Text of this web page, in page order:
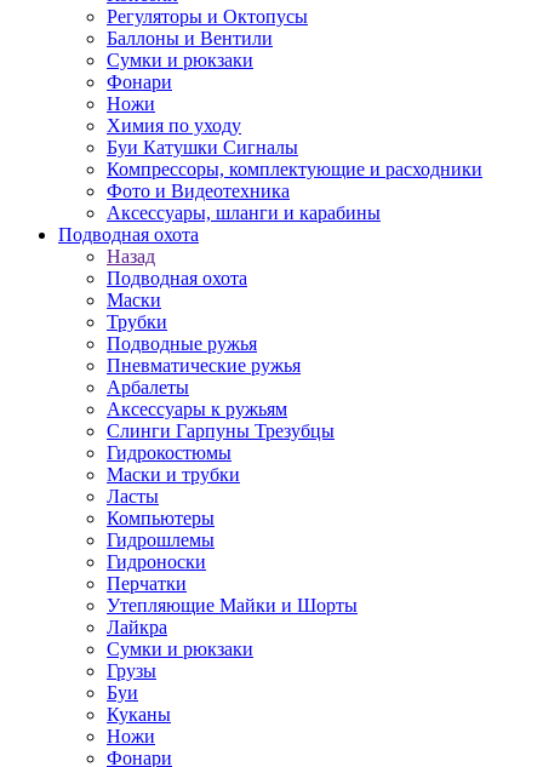
Регуляторы и Октопусы
Баллоны и Вентили
Сумки и рюкзаки
Фонари
Ножи
Химия по уходу
Буи Катушки Сигналы
Компрессоры, комплектующие и расходники
Фото и Видеотехника
Аксессуары, шланги и карабины
Подводная охота
Назад
Подводная охота
Маски
Трубки
Подводные ружья
Пневматические ружья
Арбалеты
Аксессуары к ружьям
Слинги Гарпуны Трезубцы
Гидрокостюмы
Маски и трубки
Ласты
Компьютеры
Гидрошлемы
Гидроноски
Перчатки
Утепляющие Майки и Шорты
Лайкра
Сумки и рюкзаки
Грузы
Буи
Куканы
Ножи
Фонари